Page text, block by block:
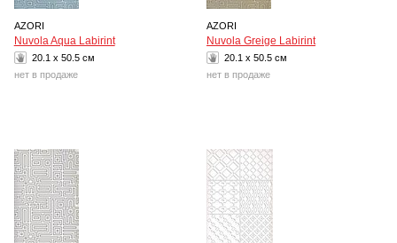
AZORI
Nuvola Aqua Labirint
20.1 x 50.5 см
нет в продаже
AZORI
Nuvola Greige Labirint
20.1 x 50.5 см
нет в продаже